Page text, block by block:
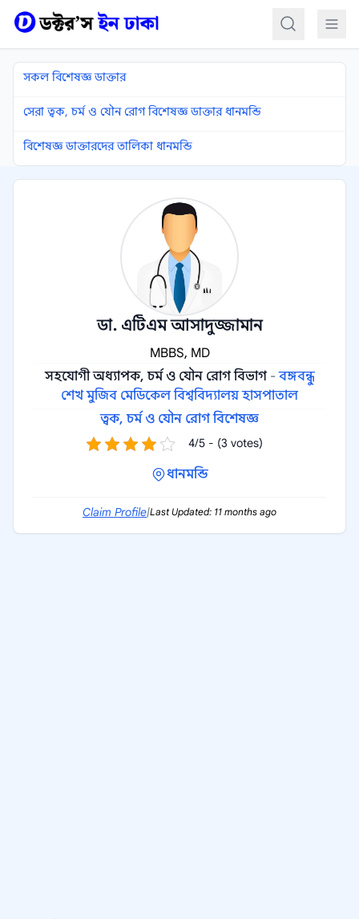
সকল বিশেষজ্ঞ ডাক্তার
সেরা ত্বক, চর্ম ও যৌন রোগ বিশেষজ্ঞ ডাক্তার ধানমন্ডি
বিশেষজ্ঞ ডাক্তারদের তালিকা ধানমন্ডি
ডা. এটিএম আসাদুজ্জামান
MBBS, MD
সহযোগী অধ্যাপক, চর্ম ও যৌন রোগ বিভাগ -বঙ্গবন্ধু
শেখ মুজিব মেডিকেল বিশ্ববিদ্যালয় হাসপাতাল
ত্বক, চর্ম ও যৌন রোগ বিশেষজ্ঞ
4/5 - (3 votes)
ধানমন্ডি
Claim Profile|Last Updated: 11 months ago